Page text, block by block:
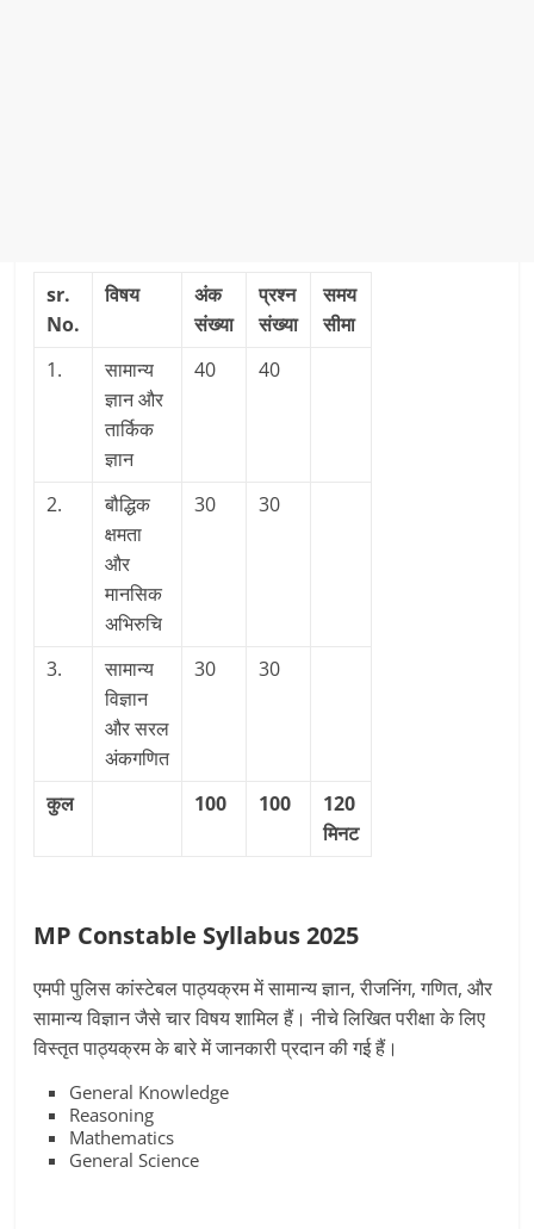
sr.
No.
विषय
अंक
संख्या
प्रश्न
संख्या
समय
सीमा
1.
सामान्य
ज्ञान और
तार्किक
ज्ञान
40 40
2.
बौद्धिक
क्षमता
और
मानसिक
अभिरुचि
30 30
3.
सामान्य
विज्ञान
और सरल
अंकगणित
30 30
कुल 100 100
120
मिनट
MP Constable Syllabus 2025
एमपी पुलिस कांस्टेबल पाठ्यक्रम में सामान्य ज्ञान, रीजनिंग, गणित, और
सामान्य विज्ञान जैसे चार विषय शामिल हैं। नीचे लिखित परीक्षा के लिए
विस्तृत पाठ्यक्रम के बारे में जानकारी प्रदान की गई हैं।
General Knowledge
Reasoning
Mathematics
General Science